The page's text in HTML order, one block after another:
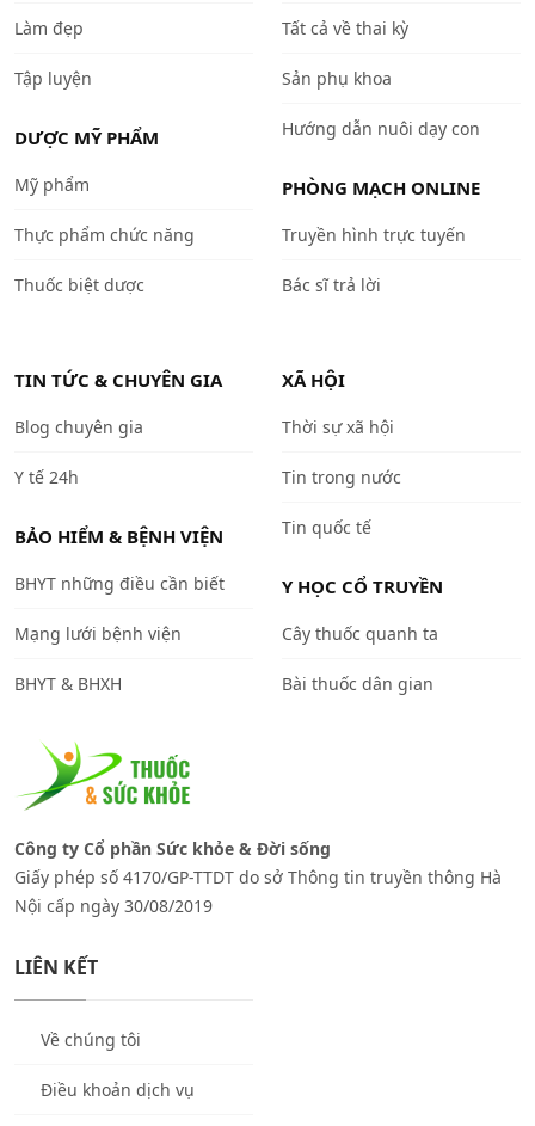
Làm đẹp
Tập luyện
DƯỢC MỸ PHẨM
Mỹ phẩm
Thực phẩm chức năng
Thuốc biệt dược
Tất cả về thai kỳ
Sản phụ khoa
Hướng dẫn nuôi dạy con
PHÒNG MẠCH ONLINE
Truyền hình trực tuyến
Bác sĩ trả lời
TIN TỨC & CHUYÊN GIA
Blog chuyên gia
Y tế 24h
BẢO HIỂM & BỆNH VIỆN
BHYT những điều cần biết
Mạng lưới bệnh viện
BHYT & BHXH
XÃ HỘI
Thời sự xã hội
Tin trong nước
Tin quốc tế
Y HỌC CỔ TRUYỀN
Cây thuốc quanh ta
Bài thuốc dân gian
Công ty Cổ phần Sức khỏe & Đời sống
Giấy phép số 4170/GP-TTDT do sở Thông tin truyền thông Hà
Nội cấp ngày 30/08/2019
LIÊN KẾT
Về chúng tôi
Điều khoản dịch vụ